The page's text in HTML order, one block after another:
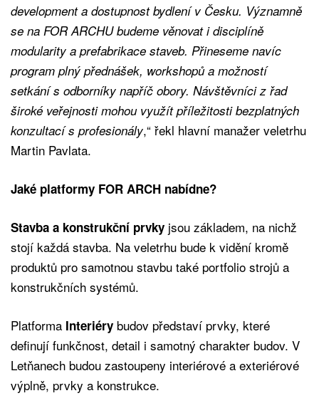
development a dostupnost bydlení v Česku. Významně
se na FOR ARCHU budeme věnovat i disciplíně
modularity a prefabrikace staveb. Přineseme navíc
program plný přednášek, workshopů a možností
setkání s odborníky napříč obory. Návštěvníci z řad
široké veřejnosti mohou využít příležitosti bezplatných
konzultací s profesionály,“ řekl hlavní manažer veletrhu
Martin Pavlata.
Jaké platformy FOR ARCH nabídne?
Stavba a konstrukční prvky jsou základem, na nichž
stojí každá stavba. Na veletrhu bude k vidění kromě
produktů pro samotnou stavbu také portfolio strojů a
konstrukčních systémů.
Platforma Interiéry budov představí prvky, které
definují funkčnost, detail i samotný charakter budov. V
Letňanech budou zastoupeny interiérové a exteriérové
výplně, prvky a konstrukce.